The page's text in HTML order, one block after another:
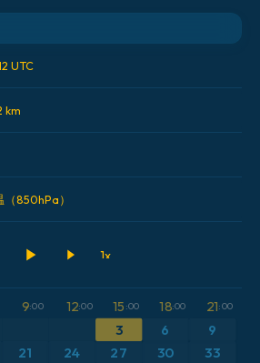
UTC
km
（850hPa）
9:00 12:00 15 :00 18:00 21:00
3 6
9
21 24 27 30 33